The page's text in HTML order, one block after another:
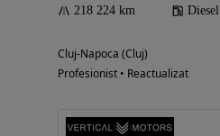
218 224 km Diesel
Cluj-Napoca (Cluj)
Profesionist • Reactualizat